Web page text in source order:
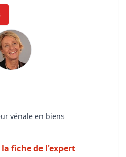
vénale en biens
fiche de l'expert